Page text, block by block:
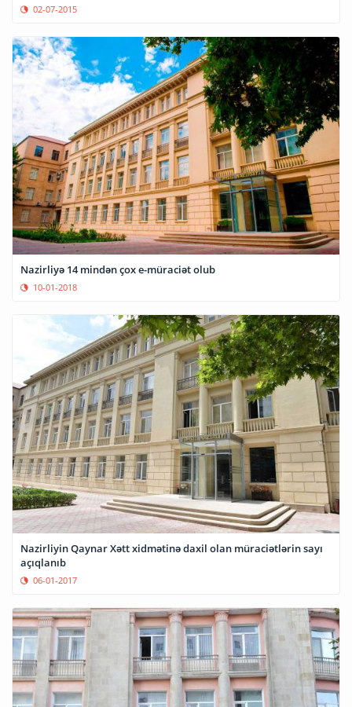
02-07-2015
Nazirliyə 14 mindən çox e-müraciət olub
10-01-2018
Nazirliyin Qaynar Xətt xidmətinə daxil olan müraciətlərin sayı
açıqlanıb
06-01-2017